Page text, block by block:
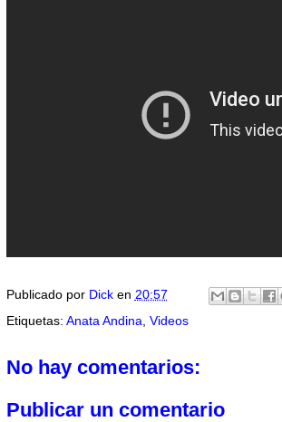
Publicado por Dick en 20:57
Etiquetas: Anata Andina Videos
No hay comentarios:
Publicar un comentario